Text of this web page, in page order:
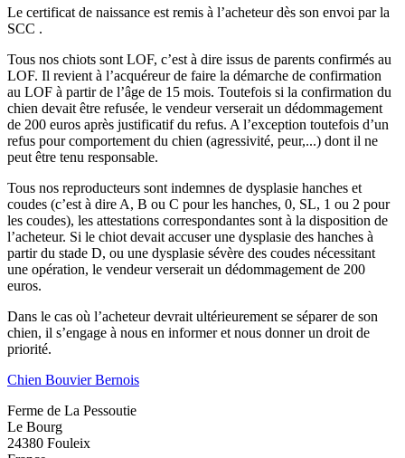
Le certificat de naissance est remis à l’acheteur dès son envoi par la
SCC .
Tous nos chiots sont LOF, c’est à dire issus de parents confirmés au
LOF. Il revient à l’acquéreur de faire la démarche de confirmation
au LOF à partir de l’âge de 15 mois. Toutefois si la confirmation du
chien devait être refusée, le vendeur verserait un dédommagement
de 200 euros après justificatif du refus. A l’exception toutefois d’un
refus pour comportement du chien (agressivité, peur,...) dont il ne
peut être tenu responsable.
Tous nos reproducteurs sont indemnes de dysplasie hanches et
coudes (c’est à dire A, B ou C pour les hanches, 0, SL, 1 ou 2 pour
les coudes), les attestations correspondantes sont à la disposition de
l’acheteur. Si le chiot devait accuser une dysplasie des hanches à
partir du stade D, ou une dysplasie sévère des coudes nécessitant
une opération, le vendeur verserait un dédommagement de 200
euros.
Dans le cas où l’acheteur devrait ultérieurement se séparer de son
chien, il s’engage à nous en informer et nous donner un droit de
priorité.
Chien Bouvier Bernois
Ferme de La Pessoutie
Le Bourg
24380 Fouleix